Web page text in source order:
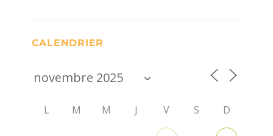
CALENDRIER
L M M J V S D